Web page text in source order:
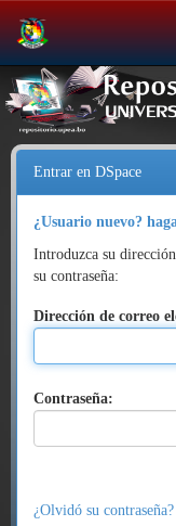
Salir
de
la
navegación
Entrar en DSpace
¿Usuario nuevo?
Introduzca su
su contraseña:
Dirección de correo
Contraseña:
¿Olvidó su contraseña?